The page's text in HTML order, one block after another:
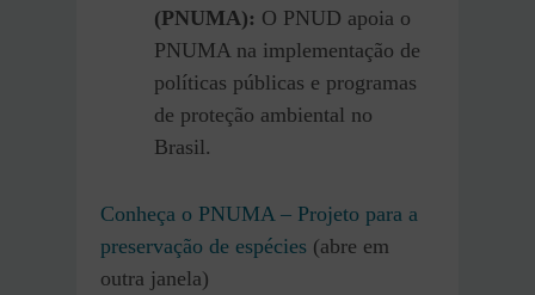
(PNUMA): O PNUD apoia o
PNUMA na implementação de
políticas públicas e programas
de proteção ambiental no
Brasil.
Conheça o PNUMA – Projeto para a
preservação de espécies (abre em
outra janela)